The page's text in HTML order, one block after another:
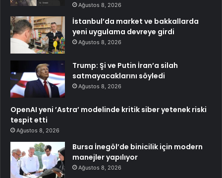
Ağustos 8, 2026
İstanbul’da market ve bakkallarda
yeni uygulama devreye girdi
Ağustos 8, 2026
Trump: Şi ve Putin İran’a silah
satmayacaklarını söyledi
Ağustos 8, 2026
OpenAI yeni ’Astra’ modelinde kritik siber yetenek riski
tespit etti
Ağustos 8, 2026
Bursa İnegöl’de binicilik için modern
manejler yapılıyor
Ağustos 8, 2026